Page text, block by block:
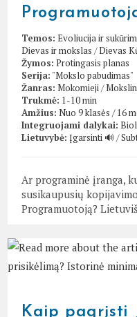
Temos: Evoliucija ir
Dievas ir mokslas /Dievas
Žymos: Protingasis planas
Serija: "Mokslo pabudimas"
Žanras: Mokomieji/
Trukmė: 1-10 min
Amžius: Nuo 9 klasės / 16
Integruojami dalykai:
Lietuvybė: Įgarsinti 🔊 /
Ar programinė įranga,
susikaupusių
Programuotoją?
Kaip pagrįsti